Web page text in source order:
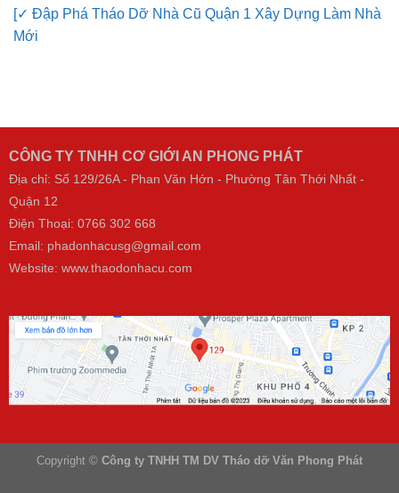
[✓ Đập Phá Tháo Dỡ Nhà Cũ Quận 1 Xây Dựng Làm Nhà
Mới
CÔNG TY TNHH CƠ GIỚI AN PHONG PHÁT
Địa chỉ: Số 129/26A - Phan Văn Hớn - Phường Tân Thới Nhất -
Quận 12
Điện Thoại: 0766 302 668
Email: phadonhacusg@gmail.com
Website: www.thaodonhacu.com
Copyright © Công ty TNHH TM DV Tháo dỡ Văn Phong Phát